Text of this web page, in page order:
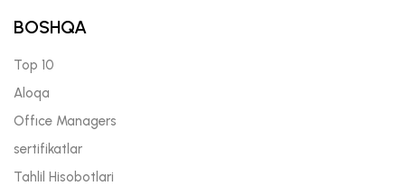
BOSHQA
Top 10
Aloqa
Offıce Managers
sertifikatlar
Tahlil Hisobotlari